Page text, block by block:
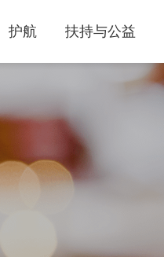
护航 扶持与公益